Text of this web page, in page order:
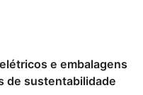
e embalagens
de sustentabilidade